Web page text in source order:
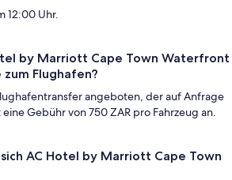
12:00 Uhr.
by Marriott Cape Town Waterfront
Flughafen?
angeboten, der auf Anfrage
Gebühr von 750 ZAR pro Fahrzeug an.
AC Hotel by Marriott Cape Town